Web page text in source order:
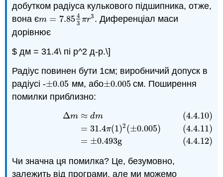
добутком радіуса кулькового підшипника, отже,
вона єm = 7.85 4
3 πr3
m=7.8543πr3. Диференціал маси
дорівнює
$ дм = 31.4\ пі р^2 д-р.\]
Радіус повинен бути 1см; виробничий допуск в
радіусі -±0.05
±0.05 мм, або±0.005
±0.005см. Поширення
помилки приблизно:
Δm ≈ dm
= 31.4π(1)2(±0.005)
= ±0.493g
(4.4.10)
(4.4.11)
(4.4.12)
dm(4.4.11) (4.4.12)
Чи значна ця помилка? Це, безумовно,
залежить від програми, але ми можемо